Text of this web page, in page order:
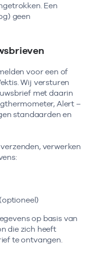
Een
geen
voor een of
Wij versturen
met daarin
Alert –
standaarden en
verwerken
op basis van
die zich heeft
te ontvangen.